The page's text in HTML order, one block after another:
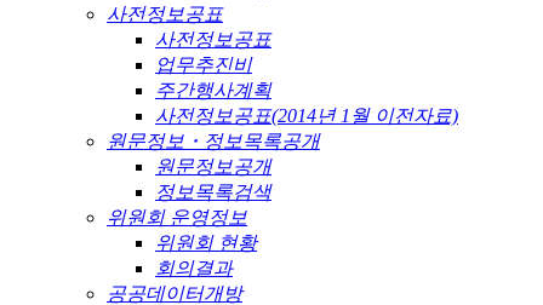
사전정보공표
사전정보공표
업무추진비
주간행사계획
사전정보공표(2014년 1월 이전자료)
원문정보・정보목록공개
원문정보공개
정보목록검색
위원회 운영정보
위원회 현황
회의결과
공공데이터개방